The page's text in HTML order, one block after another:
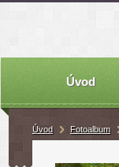
Úvod
Úvod Fotoalbum